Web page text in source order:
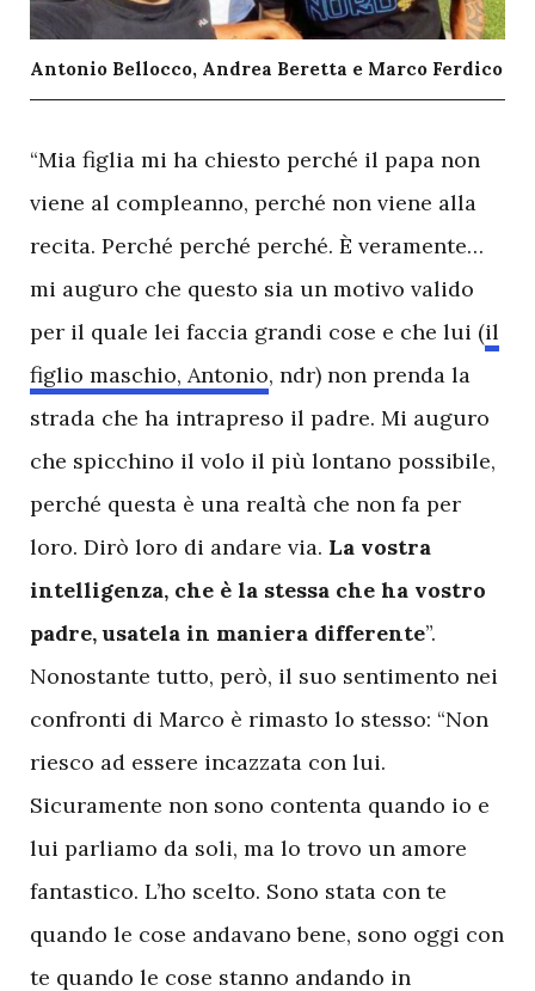
Antonio Bellocco, Andrea Beretta e Marco Ferdico
“Mia figlia mi ha chiesto perché il papa non
viene al compleanno, perché non viene alla
recita. Perché perché perché. È veramente…
mi auguro che questo sia un motivo valido
per il quale lei faccia grandi cose e che lui (il
figlio maschio, Antonio, ndr) non prenda la
strada che ha intrapreso il padre. Mi auguro
che spicchino il volo il più lontano possibile,
perché questa è una realtà che non fa per
loro. Dirò loro di andare via. La vostra
intelligenza, che è la stessa che ha vostro
padre, usatela in maniera differente”.
Nonostante tutto, però, il suo sentimento nei
confronti di Marco è rimasto lo stesso: “Non
riesco ad essere incazzata con lui.
Sicuramente non sono contenta quando io e
lui parliamo da soli, ma lo trovo un amore
fantastico. L’ho scelto. Sono stata con te
quando le cose andavano bene, sono oggi con
te quando le cose stanno andando in